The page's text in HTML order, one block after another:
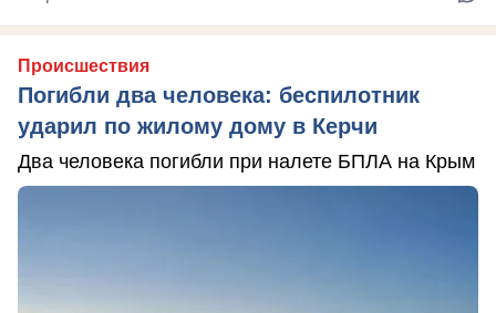
Происшествия
Погибли два человека: беспилотник
ударил по жилому дому в Керчи
Два человека погибли при налете БПЛА на Крым